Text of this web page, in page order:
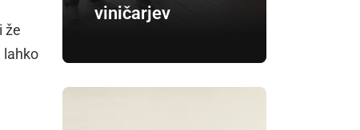
že
lahko
viničarjev